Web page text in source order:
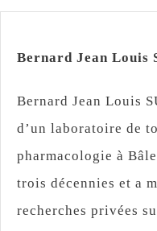
Bernard Jean Louis
Bernard Jean Louis
d’un laboratoire de
pharmacologie à
trois décennies et a
recherches privées